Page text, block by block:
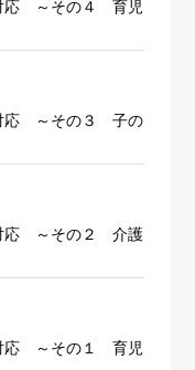
応 ～その４ 育児
応 ～その３ 子の
応 ～その２ 介護
応 ～その１ 育児